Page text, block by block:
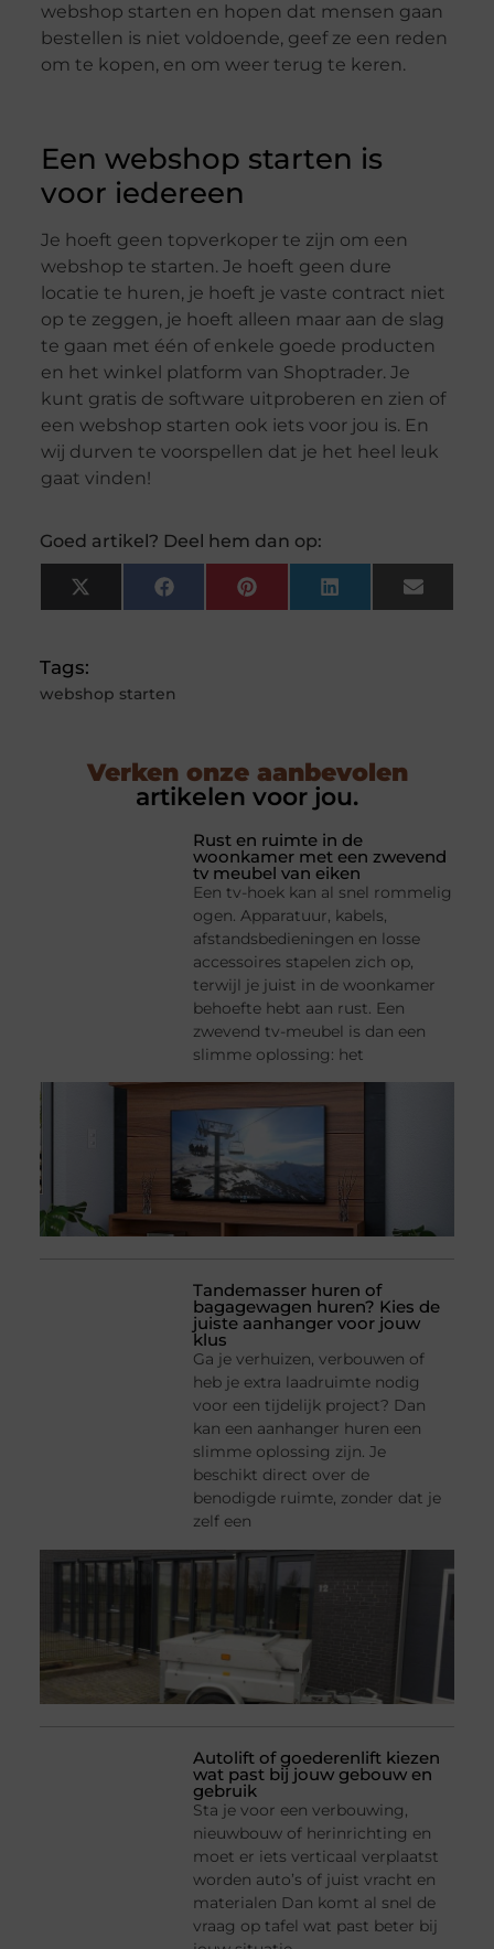
webshop starten en hopen dat mensen gaan
bestellen is niet voldoende, geef ze een reden
om te kopen, en om weer terug te keren.
Een webshop starten is
voor iedereen
Je hoeft geen topverkoper te zijn om een
webshop te starten. Je hoeft geen dure
locatie te huren, je hoeft je vaste contract niet
op te zeggen, je hoeft alleen maar aan de slag
te gaan met één of enkele goede producten
en het winkel platform van Shoptrader. Je
kunt gratis de software uitproberen en zien of
een webshop starten ook iets voor jou is. En
wij durven te voorspellen dat je het heel leuk
gaat vinden!
Goed artikel? Deel hem dan op:
X
(Twitter)
FacebookPinterestLinkedInEmail
Tags:
webshop starten
Verken onze aanbevolen
artikelen voor jou.
Rust en ruimte in de
woonkamer met een zwevend
tv meubel van eiken
Een tv-hoek kan al snel rommelig
ogen. Apparatuur, kabels,
afstandsbedieningen en losse
accessoires stapelen zich op,
terwijl je juist in de woonkamer
behoefte hebt aan rust. Een
zwevend tv-meubel is dan een
slimme oplossing: het
Tandemasser huren of
bagagewagen huren? Kies de
juiste aanhanger voor jouw
klus
Ga je verhuizen, verbouwen of
heb je extra laadruimte nodig
voor een tijdelijk project? Dan
kan een aanhanger huren een
slimme oplossing zijn. Je
beschikt direct over de
benodigde ruimte, zonder dat je
zelf een
Autolift of goederenlift kiezen
wat past bij jouw gebouw en
gebruik
Sta je voor een verbouwing,
nieuwbouw of herinrichting en
moet er iets verticaal verplaatst
worden auto’s of juist vracht en
materialen Dan komt al snel de
vraag op tafel wat past beter bij